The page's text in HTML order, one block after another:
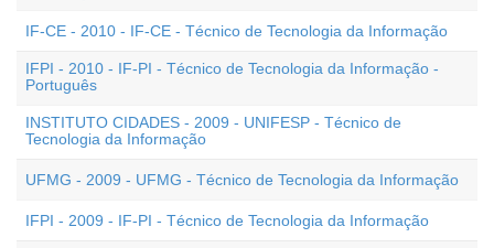
IF-CE - 2010 - IF-CE - Técnico de Tecnologia da Informação
IFPI - 2010 - IF-PI - Técnico de Tecnologia da Informação -
Português
INSTITUTO CIDADES - 2009 - UNIFESP - Técnico de
Tecnologia da Informação
UFMG - 2009 - UFMG - Técnico de Tecnologia da Informação
IFPI - 2009 - IF-PI - Técnico de Tecnologia da Informação